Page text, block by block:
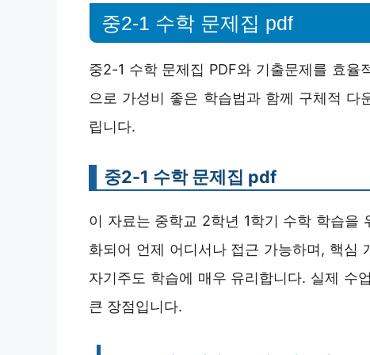
중2-1 수학 문제집 pdf
중2-1 수학 문제집 PDF와 기출문제를 효율
으로 가성비 좋은 학습법과 함께 구체적 다
립니다.
중2-1 수학 문제집 pdf
이 자료는 중학교 2학년 1학기 수학 학습을
화되어 언제 어디서나 접근 가능하며, 핵심
자기주도 학습에 매우 유리합니다. 실제 수
큰 장점입니다.